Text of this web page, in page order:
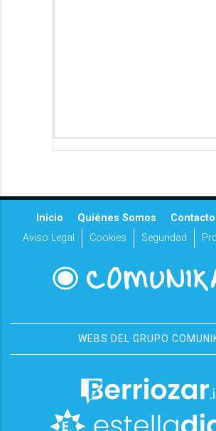
Inicio Quiénes Somos Contacto
Aviso Legal
Cookies Seguridad
WEBS DEL GRUPO